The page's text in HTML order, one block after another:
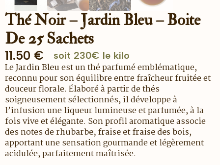
Thé Noir – Jardin Bleu – Boite
De 25 Sachets
11.50 € soit 230€ le kilo
LeJardin Bleuest un thé parfumé emblématique,
reconnu pour son équilibre entre fraîcheur fruitée et
douceur florale. Élaboré à partir de thés
soigneusement sélectionnés, il développe à
l’infusion une liqueur lumineuse et parfumée, à la
fois vive et élégante. Son profil aromatique associe
des notes derhubarbe, fraise et fraise des bois,
apportant une sensation gourmande et légèrement
acidulée, parfaitement maîtrisée.